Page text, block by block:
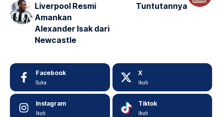
Liverpool Resmi
Amankan
Alexander Isak dari
Newcastle
Tuntutannya
Facebook
Suka
X
Ikuti
Instagram
Ikuti
Tiktok
Ikuti